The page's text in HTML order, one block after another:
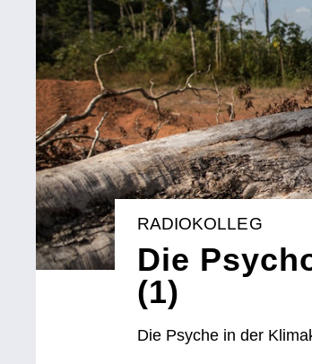
RADIOKOLLEG
Die
(1)
Die Psyche in der